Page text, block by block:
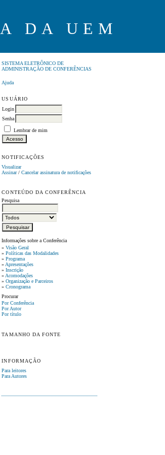
DA UEM
SISTEMA ELETRÔNICO DE
ADMINISTRAÇÃO DE CONFERÊNCIAS
Ajuda
USUÁRIO
Login
Senha
Lembrar de mim
NOTIFICAÇÕES
Visualizar
Assinar/Cancelar assinatura de notificações
CONTEÚDO DA CONFERÊNCIA
Pesquisa
Informações sobre a Conferência
»Visão Geral
»Políticas das Modalidades
»Programa
» Apresentações
»Inscrição
» Acomodações
»Organização e Parceiros
»Cronograma
Procurar
Por Conferência
Por Autor
Por título
TAMANHO DA FONTE
INFORMAÇÃO
Para leitores
Para Autores